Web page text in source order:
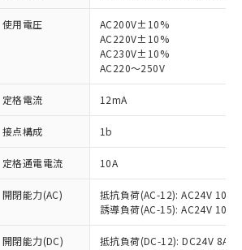
使用電圧
AC200V±10%
AC220V±10%
AC230V±10%
AC220～250V
定格電流 12mA
接点構成 1b
定格通電電流 10A
開閉能力(AC)
抵抗負荷(AC-12): AC24V 10A/
誘導負荷(AC-15): AC24V
開閉能力(DC)
抵抗負荷(DC-12): DC24V 8A/
条件
をお読みいただき、同意のうえ
：EU RoHS指令（10物質）の
応した製品が提供可能な商品で
RoHS指令（10物質）の非含
た製品に切り替える予定のある
し：EU RoHS指令（10物質）の
対応の商品で、対応品を出す予
中：EU RoHS指令（10物質）の